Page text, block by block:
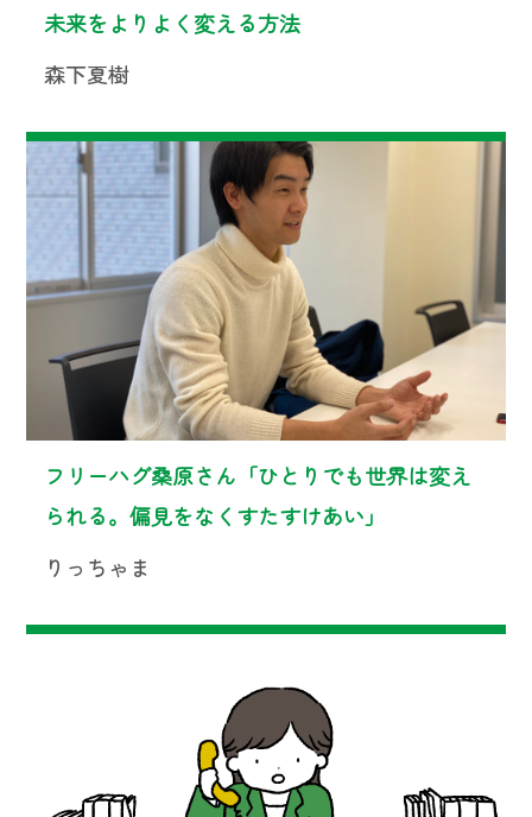
未来をよりよく変える方法
森下夏樹
フリーハグ桑原さん「ひとりでも世界は変え
られる。偏見をなくすたすけあい」
りっちゃま